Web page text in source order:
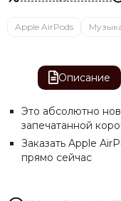
Apple AirPods
Описание
Это абсолютно
запечатанной
Заказать Apple
прямо сейчас